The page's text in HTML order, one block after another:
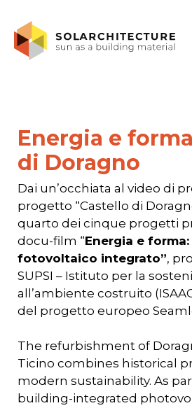
Energia e
di Doragno
Dai un’occhiata al video di
progetto “Castello di
quarto dei cinque progetti
docu-film “Energia e
fotovoltaico integrato”,
SUPSI – Istituto per la
all’ambiente costruito
del progetto europeo
The refurbishment of
Ticino combines historical
modern sustainability. As
building-integrated